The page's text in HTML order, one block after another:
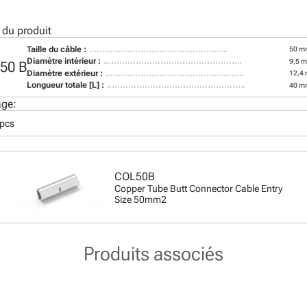
produit
B
Taille du câble : 50
Diamètre intérieur : 9,5
Diamètre extérieur : 12,4
Longueur totale [L] : 40
COL50B
Copper Tube Butt Connector Cable Entry
Size 50mm2
Produits associés